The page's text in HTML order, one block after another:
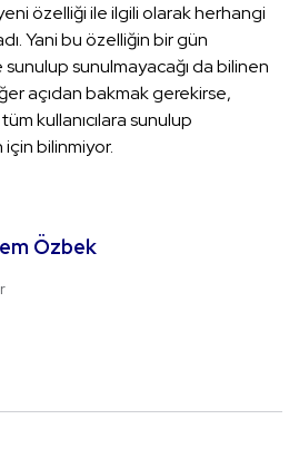
özelliği ile ilgili olarak herhangi
Yani bu özelliğin bir gün
sunulup sunulmayacağı da bilinen
açıdan bakmak gerekirse,
kullanıcılara sunulup
için bilinmiyor.
Özbek